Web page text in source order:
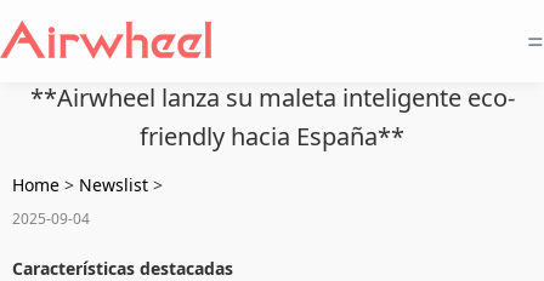
=
**Airwheel lanza su maleta inteligente eco-
friendly hacia España**
Home > Newslist >
2025-09-04
Características destacadas